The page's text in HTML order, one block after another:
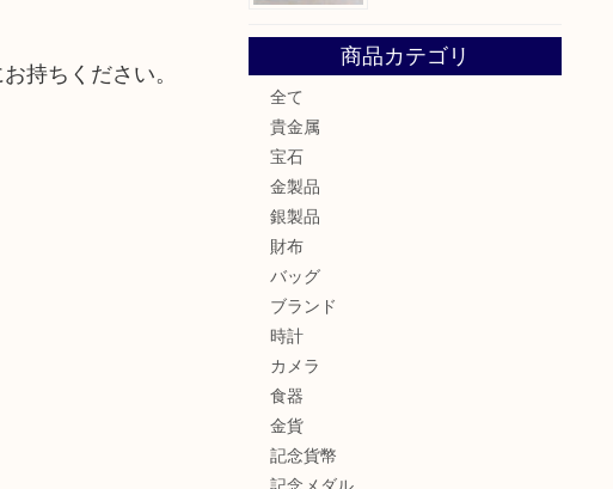
持ちください。
商品カテゴリ
全て
貴金属
宝石
金製品
銀製品
財布
バッグ
ブランド
時計
カメラ
食器
金貨
記念貨幣
記念メダル